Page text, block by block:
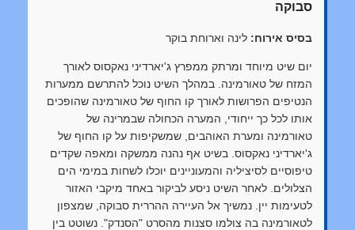
סבוקה
בסיס אירוח: לינה וארוחת בוקר
יום שיט מיוחד ומרתק ממפרץ ג'יארדיני נאקסוס לאורך
המזח של טאורמינה. במהלך השיט נוכל להתרשם ממערות
הנטיפים הפרושות לאורך קו החוף של טאורמינה שהופכים
אותו לכל כך ייחודי, המערה הכחולה שבמרינה של
טאורמינה ומערת האוהבים, שמשקיפות על קו החוף של
ג'יארדיני נאקסוס. בשיט אף נהנה ממשקה ומאפה שקדים
טיפוסיים לסיציליה והמעוניינים יוכלו לשחות במימי הים
הצלולים. לאחר השיט ניסע לביקור באחד מיקבי האזור
לטעימות יין. נמשיך אל העיירה ההררית סבוקה, שמצפון
לטאורמינה בה צולמו סצנות מהסרט "הסנדק". נשוטט בין